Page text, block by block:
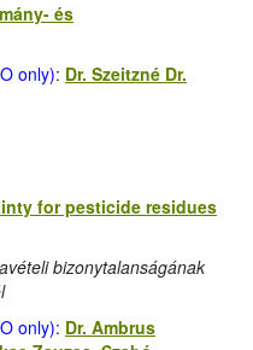
és
only): Dr. Szeitzné Dr.
for pesticide residues
bizonytalanságának
only): Dr. Ambrus